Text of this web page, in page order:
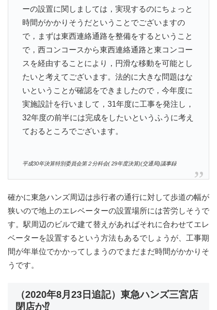
ーの設置に関しましては，実現するのにちょっと
時間がかかりそうだということでございますの
で，まずは東西連絡通路を整備をするということ
で，西コンコースから東西連絡通路と東コンコー
スを経由することにより，円滑な移動を可能とし
たいと考えてございます。法的に大きな問題はな
いということが確認をできましたので，今年度に
実施設計を行いまして，31年度に工事を発注し，
32年度の前半には完成をしたいというふうに考え
ておるところでございます。
平成30年決算特別委員会第２分科会( 29年度決算)(交通局)議事録
確かに東急ハンズ周辺は歩行者の通行に対して歩道の幅が
狭いので地上のエレベーターの設置場所には苦労しそうで
す。駅周辺のビルで建て替えがあればそれに合わせてエレ
ベーターを設置するという方法もあるでしょうが、工事期
間が年単位でかかってしまうのでまだまだ時間がかかりそ
うです。
（2020年8月23日追記）東急ハンズ三宮店
閉店か⁉